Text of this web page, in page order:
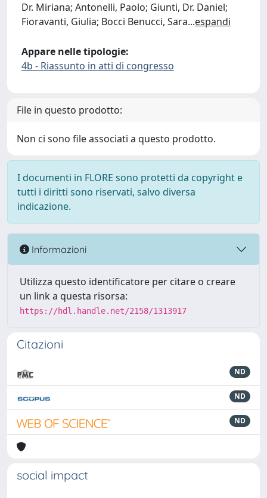
Dr. Miriana; Antonelli, Paolo; Giunti, Dr. Daniel;
Fioravanti, Giulia; Bocci Benucci, Sara...espandi
Appare nelle tipologie:
4b - Riassunto in atti di congresso
File in questo prodotto:
Non ci sono file associati a questo prodotto.
I documenti in FLORE sono protetti da copyright e
tutti i diritti sono riservati, salvo diversa
indicazione.
Informazioni
Utilizza questo identificatore per citare o creare
un link a questa risorsa:
https://hdl.handle.net/2158/1313917
Citazioni
ND
ND
ND
social impact